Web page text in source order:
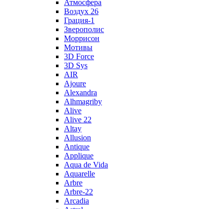
Атмосфера
Воздух 26
Грация-1
Зверополис
Моррисон
Мотивы
3D Force
3D Sys
AIR
Ajoure
Alexandra
Alhmagriby
Alive
Alive 22
Altay
Allusion
Antique
Applique
Aqua de Vida
Aquarelle
Arbre
Arbre-22
Arcadia